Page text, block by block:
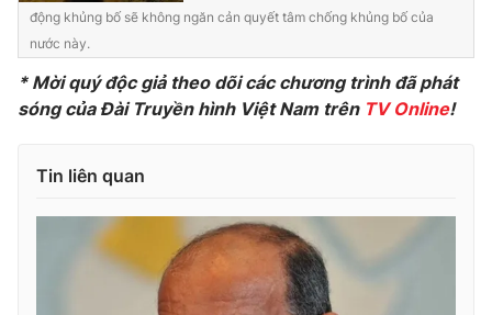
Thị trường
Tư vấn
Lịch phát sóng
Chuyên mục khác
Shorts video
động khủng bố sẽ không ngăn cản quyết tâm chống khủng bố của
nước này.
* Mời quý độc giả theo dõi các chương trình đã phát
sóng của Đài Truyền hình Việt Nam trên TV Online!
Tin liên quan